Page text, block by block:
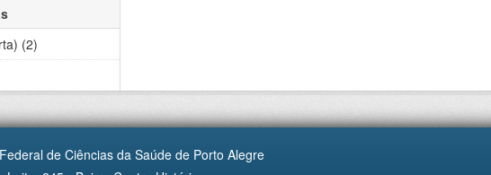
(2)
de Ciências da Saúde de Porto Alegre